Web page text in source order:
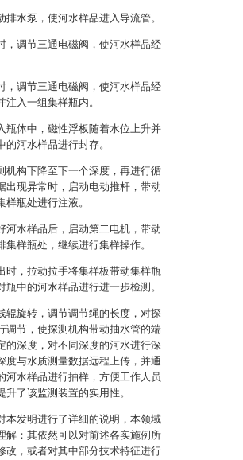
水泵，使河水样品进入导流管。
，调节三通电磁阀，使河水样品经
，调节三通电磁阀，使河水样品经
入一组集样瓶内。
瓶体中，磁性浮板随着水位上升并
河水样品进行封存。
机构下降至下一个深度，再进行循
出现异常时，启动电动推杆，带动
瓶处进行注液。
河水样品后，启动第二电机，带动
样瓶处，继续进行集样操作。
时，拉动拉手将集样板带动集样瓶
中的河水样品进行进一步检测。
辊旋转，调节调节绳的长度，对探
调节，使探测机构带动抽水管的端
的深度，对不同深度的河水进行深
度与水质测量数据远程上传，并通
河水样品进行抽样，方便工作人员
了该监测装置的实用性。
本发明进行了详细的说明，本领域
解：其依然可以对前述各实施例所
改，或者对其中部分技术特征进行